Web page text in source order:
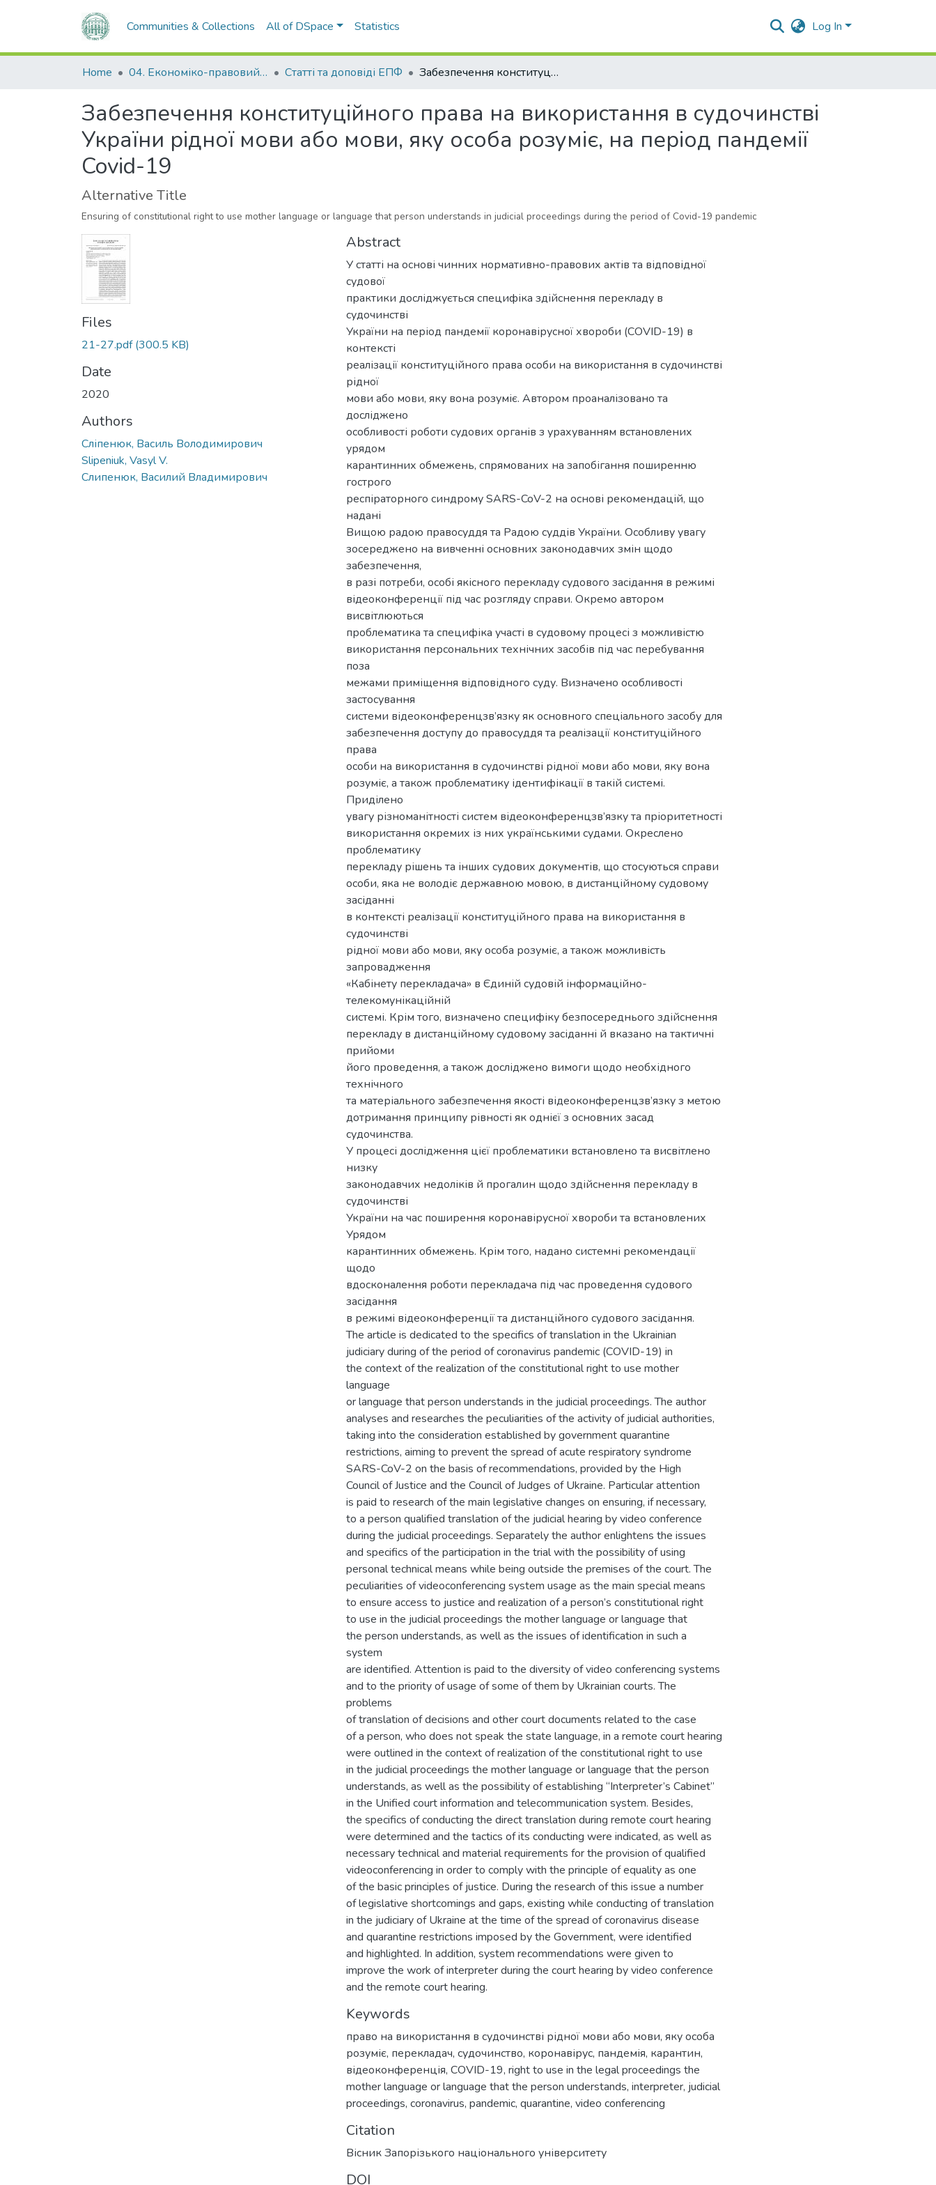
Communities & Collections All of DSpace Statistics Log In
Home 04. Економіко-правовий факультет Статті та доповіді ЕПФ Забезпечення конституційного права на використання в судочинстві України рідної мови або мови, яку особа розуміє, на період пандемії Covid-19
Забезпечення конституційного права на використання в судочинстві
України рідної мови або мови, яку особа розуміє, на період пандемії
Covid-19
Alternative Title
Ensuring of constitutional right to use mother language or language that person understands in judicial proceedings during the period of Covid-19 pandemic
Files
21-27.pdf(300.5 KB)
Date
2020
Authors
Сліпенюк, Василь Володимирович
Slipeniuk, Vasyl V.
Слипенюк, Василий Владимирович
Abstract
У статті на основі чинних нормативно-правових актів та відповідної
судової
практики досліджується специфіка здійснення перекладу в
судочинстві
України на період пандемії коронавірусної хвороби (COVID-19) в
контексті
реалізації конституційного права особи на використання в судочинстві
рідної
мови або мови, яку вона розуміє. Автором проаналізовано та
досліджено
особливості роботи судових органів з урахуванням встановлених
урядом
карантинних обмежень, спрямованих на запобігання поширенню
гострого
респіраторного синдрому SARS-CoV-2 на основі рекомендацій, що
надані
Вищою радою правосуддя та Радою суддів України. Особливу увагу
зосереджено на вивченні основних законодавчих змін щодо
забезпечення,
в разі потреби, особі якісного перекладу судового засідання в режимі
відеоконференції під час розгляду справи. Окремо автором
висвітлюються
проблематика та специфіка участі в судовому процесі з можливістю
використання персональних технічних засобів під час перебування
поза
межами приміщення відповідного суду. Визначено особливості
застосування
системи відеоконференцзв’язку як основного спеціального засобу для
забезпечення доступу до правосуддя та реалізації конституційного
права
особи на використання в судочинстві рідної мови або мови, яку вона
розуміє, а також проблематику ідентифікації в такій системі.
Приділено
увагу різноманітності систем відеоконференцзв’язку та пріоритетності
використання окремих із них українськими судами. Окреслено
проблематику
перекладу рішень та інших судових документів, що стосуються справи
особи, яка не володіє державною мовою, в дистанційному судовому
засіданні
в контексті реалізації конституційного права на використання в
судочинстві
рідної мови або мови, яку особа розуміє, а також можливість
запровадження
«Кабінету перекладача» в Єдиній судовій інформаційно-
телекомунікаційній
системі. Крім того, визначено специфіку безпосереднього здійснення
перекладу в дистанційному судовому засіданні й вказано на тактичні
прийоми
його проведення, а також досліджено вимоги щодо необхідного
технічного
та матеріального забезпечення якості відеоконференцзв’язку з метою
дотримання принципу рівності як однієї з основних засад
судочинства.
У процесі дослідження цієї проблематики встановлено та висвітлено
низку
законодавчих недоліків й прогалин щодо здійснення перекладу в
судочинстві
України на час поширення коронавірусної хвороби та встановлених
Урядом
карантинних обмежень. Крім того, надано системні рекомендації
щодо
вдосконалення роботи перекладача під час проведення судового
засідання
в режимі відеоконференції та дистанційного судового засідання.
The article is dedicated to the specifics of translation in the Ukrainian
judiciary during of the period of coronavirus pandemic (COVID-19) in
the context of the realization of the constitutional right to use mother
language
or language that person understands in the judicial proceedings. The author
analyses and researches the peculiarities of the activity of judicial authorities,
taking into the consideration established by government quarantine
restrictions, aiming to prevent the spread of acute respiratory syndrome
SARS-CoV-2 on the basis of recommendations, provided by the High
Council of Justice and the Council of Judges of Ukraine. Particular attention
is paid to research of the main legislative changes on ensuring, if necessary,
to a person qualified translation of the judicial hearing by video conference
during the judicial proceedings. Separately the author enlightens the issues
and specifics of the participation in the trial with the possibility of using
personal technical means while being outside the premises of the court. The
peculiarities of videoconferencing system usage as the main special means
to ensure access to justice and realization of a person’s constitutional right
to use in the judicial proceedings the mother language or language that
the person understands, as well as the issues of identification in such a
system
are identified. Attention is paid to the diversity of video conferencing systems
and to the priority of usage of some of them by Ukrainian courts. The
problems
of translation of decisions and other court documents related to the case
of a person, who does not speak the state language, in a remote court hearing
were outlined in the context of realization of the constitutional right to use
in the judicial proceedings the mother language or language that the person
understands, as well as the possibility of establishing “Interpreter’s Cabinet”
in the Unified court information and telecommunication system. Besides,
the specifics of conducting the direct translation during remote court hearing
were determined and the tactics of its conducting were indicated, as well as
necessary technical and material requirements for the provision of qualified
videoconferencing in order to comply with the principle of equality as one
of the basic principles of justice. During the research of this issue a number
of legislative shortcomings and gaps, existing while conducting of translation
in the judiciary of Ukraine at the time of the spread of coronavirus disease
and quarantine restrictions imposed by the Government, were identified
and highlighted. In addition, system recommendations were given to
improve the work of interpreter during the court hearing by video conference
and the remote court hearing.
Keywords
право на використання в судочинстві рідної мови або мови, яку особа
розуміє, перекладач, судочинство, коронавірус, пандемія, карантин,
відеоконференція, COVID-19, right to use in the legal proceedings the
mother language or language that the person understands, interpreter, judicial
proceedings, coronavirus, pandemic, quarantine, video conferencing
Citation
Вісник Запорізького національного університету
DOI